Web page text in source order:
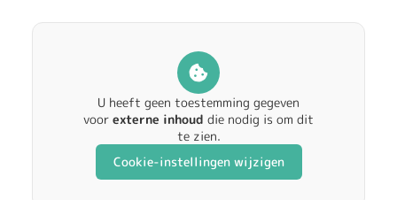
U heeft geen toestemming gegeven
voor externe inhoud die nodig is om dit
te zien.
Cookie-instellingen wijzigen